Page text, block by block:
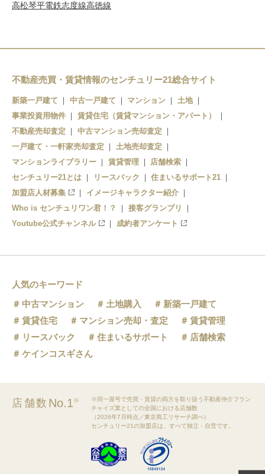
高松琴平電鉄志度線高徳線
不動産売買・賃貸情報のセンチュリー21総合サイト
新築一戸建て 中古一戸建て マンション
土地
事業投資用物件
賃貸住宅（賃貸マンション・アパート）
不動産売却査定
中古マンション売却査定
一戸建て・一軒家売却査定
土地売却査定
マンションライブラリー
賃貸管理
店舗検索
センチュリー21とは
リースバック
住まいるサポート21
加盟店人材募集
イメージキャラクター紹介
Who is センチュリワン君！？
接客グランプリ
Youtube公式チャンネル
成約者アンケート
人気のキーワード
中古マンション
土地購入
新築一戸建て
賃貸住宅
マンション売却・査定
賃貸管理
リースバック
住まいるサポート
店舗検索
ケインコスギさん
店舗数 No.1※
※同一屋号で売買・賃貸の両方を取り扱う不動産仲介フラン
チャイズ業としての全国における店舗数
（2026年7月時点／東京商工リサーチ調べ）
センチュリー21の加盟店は、すべて独立・自営です。